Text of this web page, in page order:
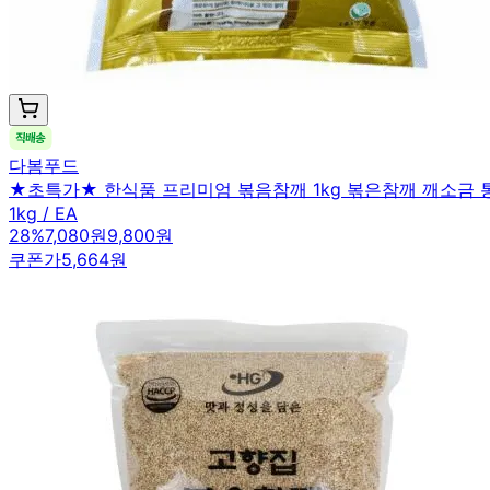
다봄푸드
★초특가★ 한식품 프리미엄 볶음참깨 1kg 볶은참깨 깨소금
1kg / EA
28%7,080원9,800원
쿠폰가5,664원